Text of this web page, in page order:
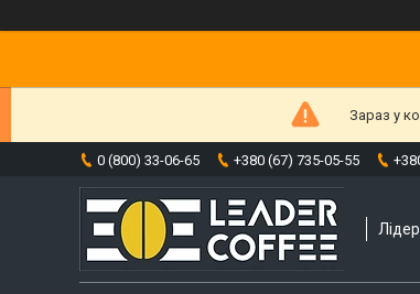
Зараз у
0 (800) 33-06-65 +380 (67) 735-05-55